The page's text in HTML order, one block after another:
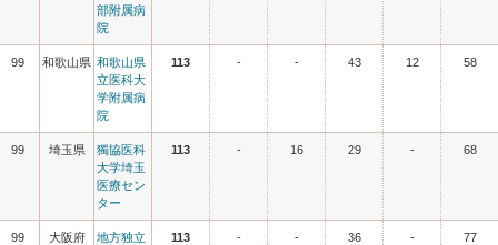
部附属病
院
99 和歌山県 和歌山県
立医科大
学附属病
院
113 - - 43 12 58
99 埼玉県
獨協医科
大学埼玉
医療セン
ター
113 - 16 29 - 68
99 大阪府
地方独立
113 - - 36 - 77